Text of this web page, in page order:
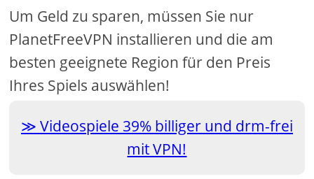
Um Geld zu sparen, müssen Sie nur
PlanetFreeVPN installieren und die am
besten geeignete Region für den Preis
Ihres Spiels auswählen!
Videospiele 39% billiger und drm-frei
mit VPN!